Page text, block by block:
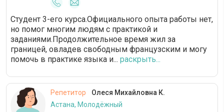
Студент 3-его курса.Официального опыта работы нет,
но помог многим людям с практикой и
заданиями.Продолжительное время жил за
границей, овладев свободным французским и могу
помочь в практике языка и... раскрыть...
Репетитор
Олеся Михайловна К.
Астана, Молодёжный